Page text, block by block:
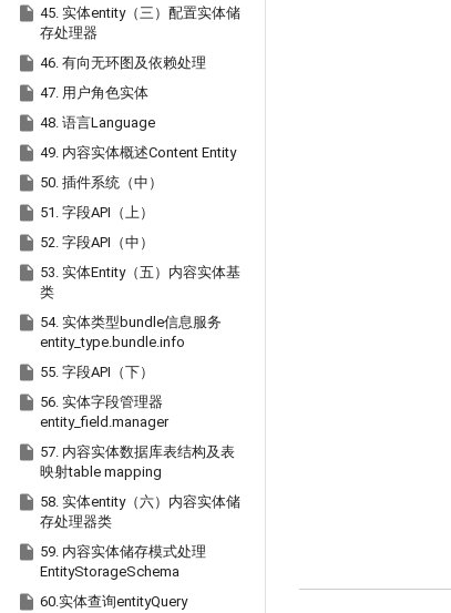
 45. 实体entity（三）配置实体储
存处理器
 46. 有向无环图及依赖处理
 47. 用户角色实体
 48. 语言Language
 49. 内容实体概述Content Entity
 50. 插件系统（中）
 51. 字段API（上）
 52. 字段API（中）
 53. 实体Entity（五）内容实体基
类
 54. 实体类型bundle信息服务
entity_type.bundle.info
 55. 字段API（下）
 56. 实体字段管理器
entity_field.manager
 57. 内容实体数据库表结构及表
映射table mapping
 58. 实体entity（六）内容实体储
存处理器类
 59. 内容实体储存模式处理
EntityStorageSchema
 60.实体查询entityQuery